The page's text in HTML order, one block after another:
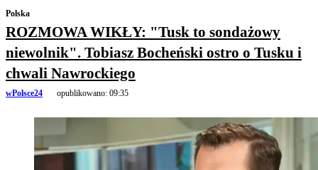
Polska
ROZMOWA WIKŁY: "Tusk to sondażowy
niewolnik". Tobiasz Bocheński ostro o Tusku i
chwali Nawrockiego
wPolsce24 opublikowano: 09:35